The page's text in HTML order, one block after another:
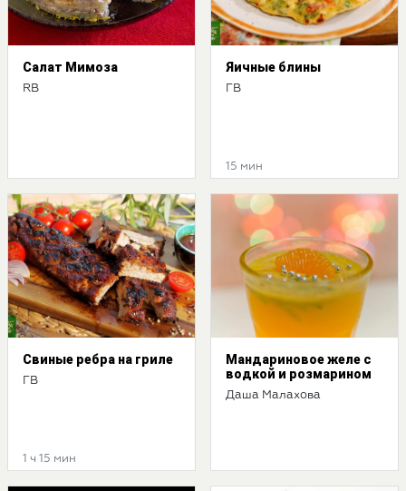
Салат Мимоза
RB
Яичные блины
ГВ
15 мин
Свиные ребра на гриле
ГВ
1 ч 15 мин
Мандариновое желе с
водкой и розмарином
Даша Малахова